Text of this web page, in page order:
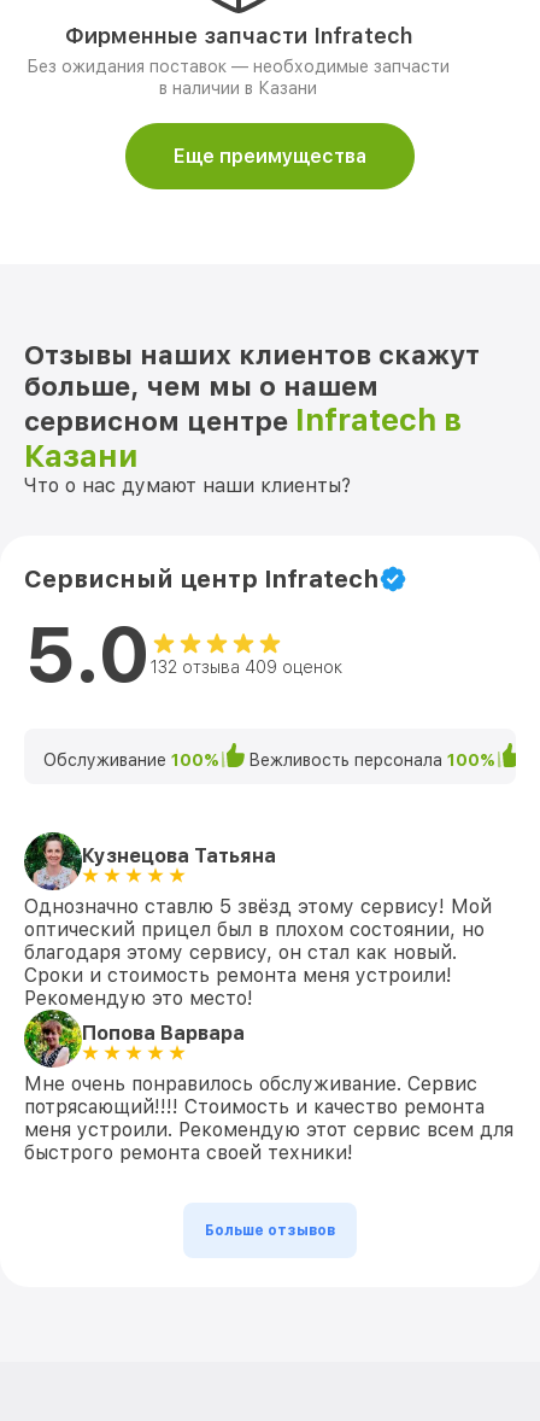
Фирменные запчасти Infratech
Без ожидания поставок — необходимые запчасти
в наличии в Казани
Еще преимущества
Отзывы наших клиентов скажут
больше, чем мы о нашем
сервисном центре Infratech в
Казани
Что о нас думают наши клиенты?
Сервисный центр Infratech
5.0 132 отзыва 409 оценок
Обслуживание 100% Вежливость персонала 100%
Кузнецова Татьяна
Однозначно ставлю 5 звёзд этому сервису! Мой
оптический прицел был в плохом состоянии, но
благодаря этому сервису, он стал как новый.
Сроки и стоимость ремонта меня устроили!
Рекомендую это место!
Попова Варвара
Мне очень понравилось обслуживание. Сервис
потрясающий!!!! Стоимость и качество ремонта
меня устроили. Рекомендую этот сервис всем для
быстрого ремонта своей техники!
Больше отзывов